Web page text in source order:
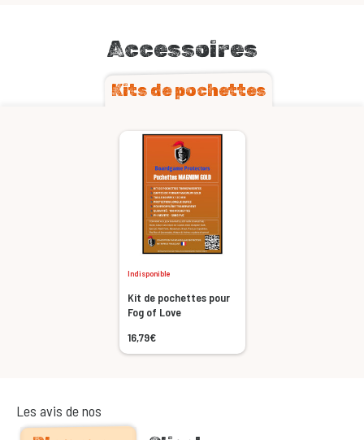
Accessoires
Kits de pochettes
Indisponible
Kit de pochettes pour
Fog of Love
16,79€
Les avis de nos